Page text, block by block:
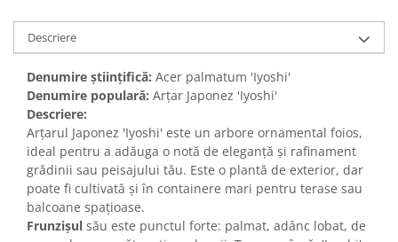
Descriere
Denumire științifică: Acer palmatum 'Iyoshi'
Denumire populară: Arțar Japonez 'Iyoshi'
Descriere:
Arțarul Japonez 'Iyoshi' este un arbore ornamental foios,
ideal pentru a adăuga o notă de eleganță și rafinament
grădinii sau peisajului tău. Este o plantă de exterior, dar
poate fi cultivată și în containere mari pentru terase sau
balcoane spațioase.
Frunzișul său este punctul forte: palmat, adânc lobat, de